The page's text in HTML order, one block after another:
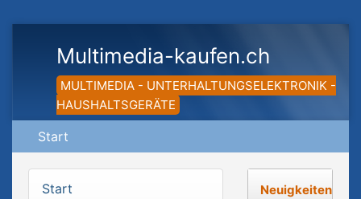
Multimedia-kaufen.ch
MULTIMEDIA - UNTERHALTUNGSELEKTRONIK -
HAUSHALTSGERÄTE
Start
Start
Neuigkeiten